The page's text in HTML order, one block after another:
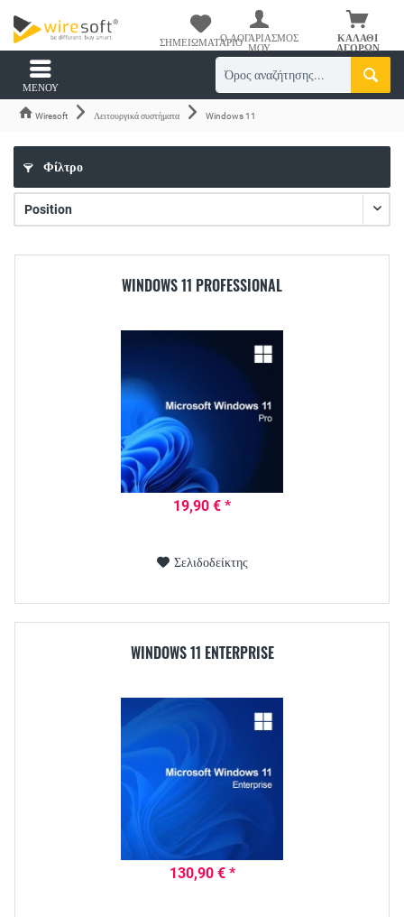
ΚΑΛΆΘΙ
ΑΓΟΡΏΝ
ΣΗΜΕΙΩΜΑΤΆΡΙΟΟ ΛΟΓΑΡΙΑΣΜΌΣ
ΜΟΥ
ΜΕΝΟΎ
Wiresoft Λειτουργικά συστήματα Windows 11
Φίλτρο
WINDOWS 11 PROFESSIONAL
19,90 € *
Σελιδοδείκτης
WINDOWS 11 ENTERPRISE
130,90 € *